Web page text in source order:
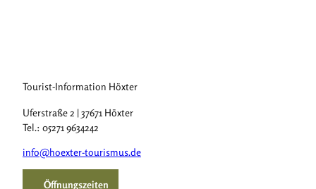
Tourist-Information Höxter
Uferstraße 2 | 37671 Höxter
Tel.: 05271 9634242
info@hoexter-tourismus.de
Öffnungszeiten